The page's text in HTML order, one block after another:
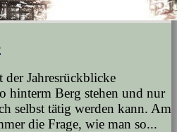
Jahresrückblicke
hinterm Berg stehen und nur
selbst tätig werden kann. Am
die Frage, wie man so...